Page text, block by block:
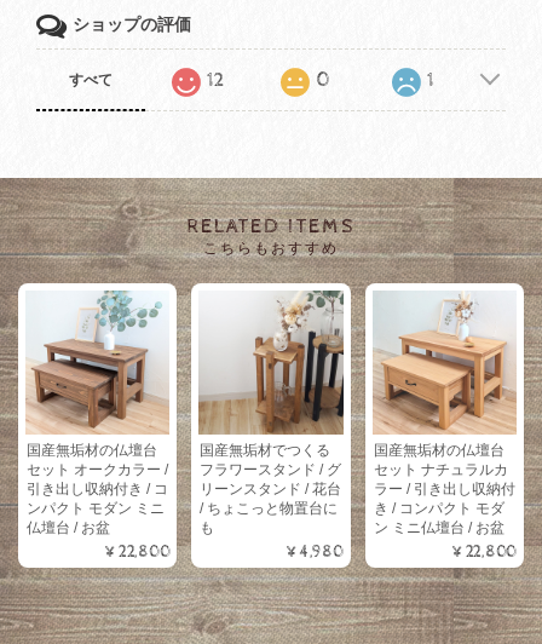
ショップの評価
すべて 12 0 1
RELATED ITEMS
こちらもおすすめ
国産無垢材の仏壇台
セット オークカラー /
引き出し収納付き / コ
ンパクト モダン ミニ
仏壇台 / お盆
¥22,800
国産無垢材でつくる
フラワースタンド / グ
リーンスタンド / 花台
/ ちょこっと物置台に
も
¥4,980
国産無垢材の仏壇台
セット ナチュラルカ
ラー / 引き出し収納付
き / コンパクト モダ
ン ミニ仏壇台 / お盆
¥22,800